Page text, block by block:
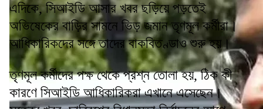
এদিকে, সিআইডি আসার খবর ছড়িয়ে পড়তেই
অভিষেকের বাড়ির সামনে ভিড় জমান তৃণমূল কর্মীরা।
আধিকারিকদের সঙ্গে তাদের বাকবিতণ্ডাও শুরু হয়।
তৃণমূল কর্মীদের পক্ষ থেকে প্রশ্ন তোলা হয়, ঠিক কী
কারণে সিআইডি আধিকারিকরা এখানে এসেছেন।